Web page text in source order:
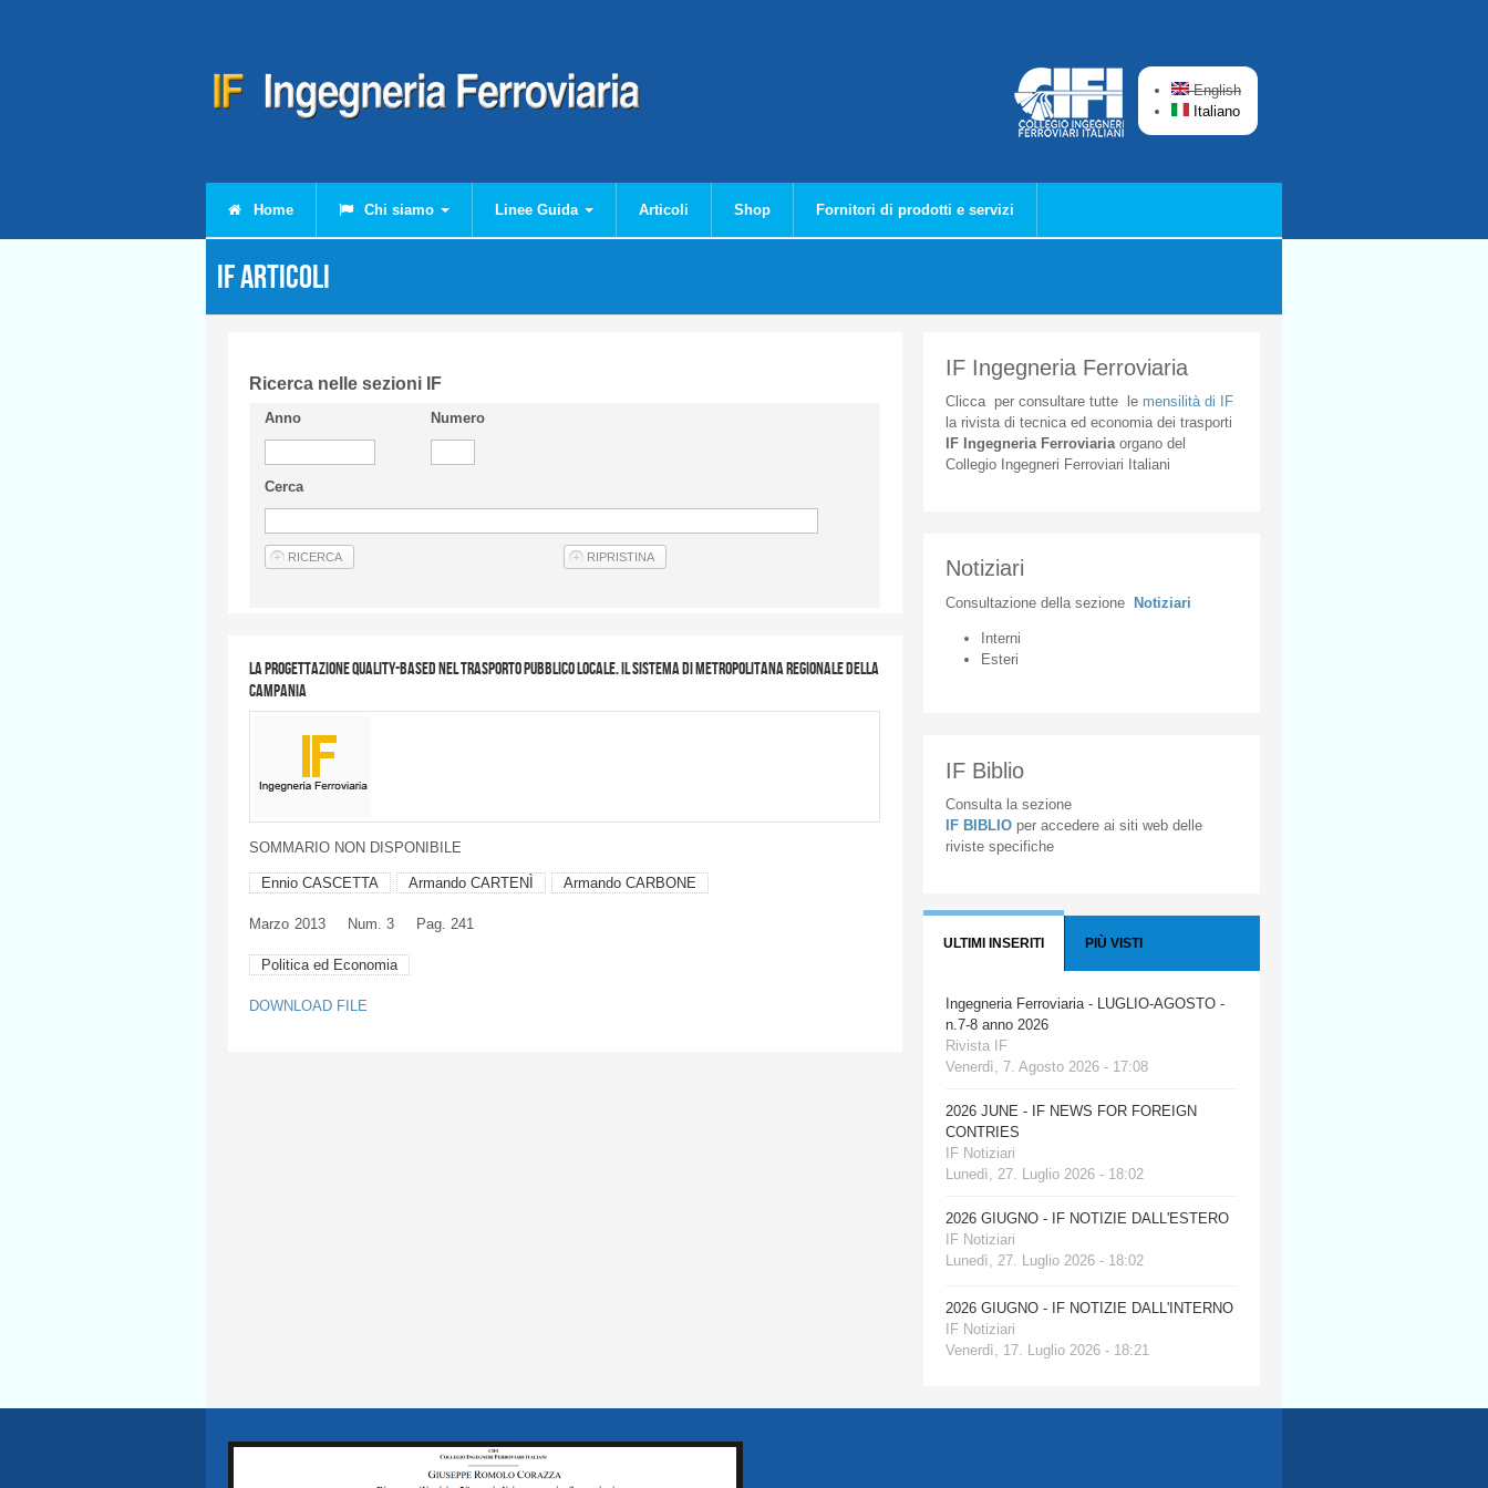
English
Italiano
Home Chi siamo Linee Guida Articoli Shop Fornitori di prodotti e servizi
IF Articoli
Ricerca nelle sezioni IF
Anno Numero
Cerca
La progettazione quality-based nel trasporto pubblico locale. Il sistema di metropolitana regionale della
Campania
SOMMARIO NON DISPONIBILE
Ennio CASCETTA Armando CARTENÌ Armando CARBONE
Marzo 2013 Num. 3 Pag. 241
Politica ed Economia
DOWNLOAD FILE
IF Ingegneria Ferroviaria
Cliccaper consultare tuttele mensilità di IF
la rivista di tecnica ed economia dei trasporti
IF Ingegneria Ferroviaria organodel
Collegio
Ingegneri Ferroviari Italiani
Notiziari
Consultazione della sezione Notiziari
Interni
Esteri
IF Biblio
Consulta la sezione
IF BIBLIO per accedere ai siti web delle
riviste specifiche
ULTIMI INSERITI PIÙ VISTI
Ingegneria Ferroviaria - LUGLIO-AGOSTO -
n.7-8 anno 2026
Rivista IF
Venerdì, 7. Agosto 2026 - 17:08
2026 JUNE - IF NEWS FOR FOREIGN
CONTRIES
IF Notiziari
Lunedì, 27. Luglio 2026 - 18:02
2026 GIUGNO - IF NOTIZIE DALL'ESTERO
IF Notiziari
Lunedì, 27. Luglio 2026 - 18:02
2026 GIUGNO - IF NOTIZIE DALL'INTERNO
IF Notiziari
Venerdì, 17. Luglio 2026 - 18:21